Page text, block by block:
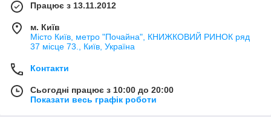
Працює з 13.11.2012
м. Київ
Місто Київ, метро "Почайна", КНИЖКОВИЙ РИНОК ряд
37 місце 73., Київ, Україна
Контакти
Сьогодні працює з 10:00 до 20:00
Показати весь графік роботи